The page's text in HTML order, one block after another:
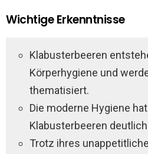
Wichtige Erkenntnisse
Klabusterbeeren
Körperhygiene und
thematisiert.
Die moderne Hygiene
Klabusterbeeren
Trotz ihres